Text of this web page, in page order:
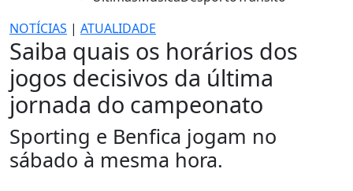
NOTÍCIAS | ATUALIDADE
Saiba quais os horários dos
jogos decisivos da última
jornada do campeonato
Sporting e Benfica jogam no
sábado à mesma hora.